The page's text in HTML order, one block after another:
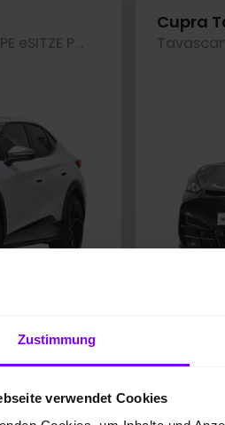
Zustimmung
verwendet Cookies
Tavascan VZ 4DRIVE WÄRMEPUMPE eSITZE PANO HEADUP
/ 340 PS
Cupra